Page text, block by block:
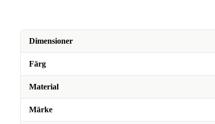
Dimensioner
Färg
Material
Märke